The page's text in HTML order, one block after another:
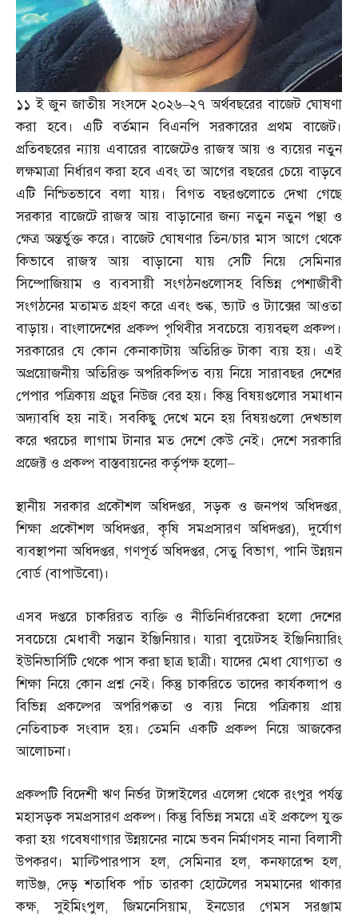
১১ ই জুন জাতীয় সংসদে ২০২৬–২৭ অর্থবছরের বাজেট ঘোষণা
করা হবে। এটি বর্তমান বিএনপি সরকারের প্রথম বাজেট।
প্রতিবছরের ন্যায় এবারের বাজেটেও রাজস্ব আয় ও ব্যয়ের নতুন
লক্ষমাত্রা নির্ধারণ করা হবে এবং তা আগের বছরের চেয়ে বাড়বে
এটি নিশ্চিতভাবে বলা যায়। বিগত বছরগুলোতে দেখা গেছে
সরকার বাজেটে রাজস্ব আয় বাড়ানোর জন্য নতুন নতুন পন্থা ও
ক্ষেত্র অন্তর্ভুক্ত করে। বাজেট ঘোষণার তিন/চার মাস আগে থেকে
কিভাবে রাজস্ব আয় বাড়ানো যায় সেটি নিয়ে সেমিনার
সিম্পোজিয়াম ও ব্যবসায়ী সংগঠনগুলোসহ বিভিন্ন পেশাজীবী
সংগঠনের মতামত গ্রহণ করে এবং শুল্ক,ভ্যাট ও ট্যাক্সের আওতা
বাড়ায়। বাংলাদেশের প্রকল্প পৃথিবীর সবচেয়ে ব্যয়বহুল প্রকল্প।
সরকারের যে কোন কেনাকাটায় অতিরিক্ত টাকা ব্যয় হয়। এই
অপ্রয়োজনীয় অতিরিক্ত অপরিকল্পিত ব্যয় নিয়ে সারাবছর দেশের
পেপার পত্রিকায় প্রচুর নিউজ বের হয়। কিন্তু বিষয়গুলোর সমাধান
অদ্যাবধি হয় নাই। সবকিছু দেখে মনে হয় বিষয়গুলো দেখভাল
করে খরচের লাগাম টানার মত দেশে কেউ নেই। দেশে সরকারি
প্রজেক্ট ও প্রকল্প বাস্তবায়নের কর্তৃপক্ষ হলো–
স্থানীয় সরকার প্রকৌশল অধিদপ্তর,সড়ক ও জনপথ অধিদপ্তর,
শিক্ষা প্রকৌশল অধিদপ্তর,কৃষি সমপ্রসারণ অধিদপ্তর),দুর্যোগ
ব্যবস্থাপনা অধিদপ্তর, গণপূর্ত অধিদপ্তর, সেতু বিভাগ, পানি উন্নয়ন
বোর্ড (বাপাউবো)।
এসব দপ্তরে চাকরিরত ব্যক্তি ও নীতিনির্ধারকেরা হলো দেশের
সবচেয়ে মেধাবী সন্তান ইঞ্জিনিয়ার। যারা বুয়েটসহ ইঞ্জিনিয়ারিং
ইউনিভার্সিটি থেকে পাস করা ছাত্র ছাত্রী। যাদের মেধা যোগ্যতা ও
শিক্ষা নিয়ে কোন প্রশ্ন নেই। কিন্তু চাকরিতে তাদের কার্যকলাপ ও
বিভিন্ন প্রকল্পের অপরিপক্কতা ও ব্যয় নিয়ে পত্রিকায় প্রায়
নেতিবাচক সংবাদ হয়। তেমনি একটি প্রকল্প নিয়ে আজকের
আলোচনা।
প্রকল্পটি বিদেশী ঋণ নির্ভর টাঙ্গাইলের এলেঙ্গা থেকে রংপুর পর্যন্ত
মহাসড়ক সমপ্রসারণ প্রকল্প। কিন্তু বিভিন্ন সময়ে এই প্রকল্পে যুক্ত
করা হয় গবেষণাগার উন্নয়নের নামে ভবন নির্মাণসহ নানা বিলাসী
উপকরণ। মাল্টিপারপাস হল,সেমিনার হল,কনফারেন্স হল,
লাউঞ্জ,দেড় শতাধিক পাঁচ তারকা হোটেলের সমমানের থাকার
কক্ষ,সুইমিংপুল,জিমনেসিয়াম,ইনডোর গেমস সরঞ্জাম